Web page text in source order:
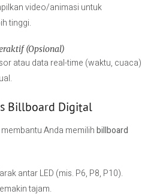
video/animasi untuk
tinggi.
(Opsional)
atau data real-time (waktu, cuaca)
Billboard Digital
Anda memilihbillboard
antar LED (mis. P6, P8, P10).
tajam.